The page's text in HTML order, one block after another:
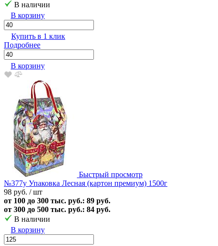
В наличии
В корзину
Купить в 1 клик
Подробнее
В корзину
Быстрый просмотр
№377у Упаковка Лесная (картон премиум) 1500г
98 руб. / шт
от 100 до 300 тыс. руб.: 89 руб.
от 300 до 500 тыс. руб.: 84 руб.
В наличии
В корзину